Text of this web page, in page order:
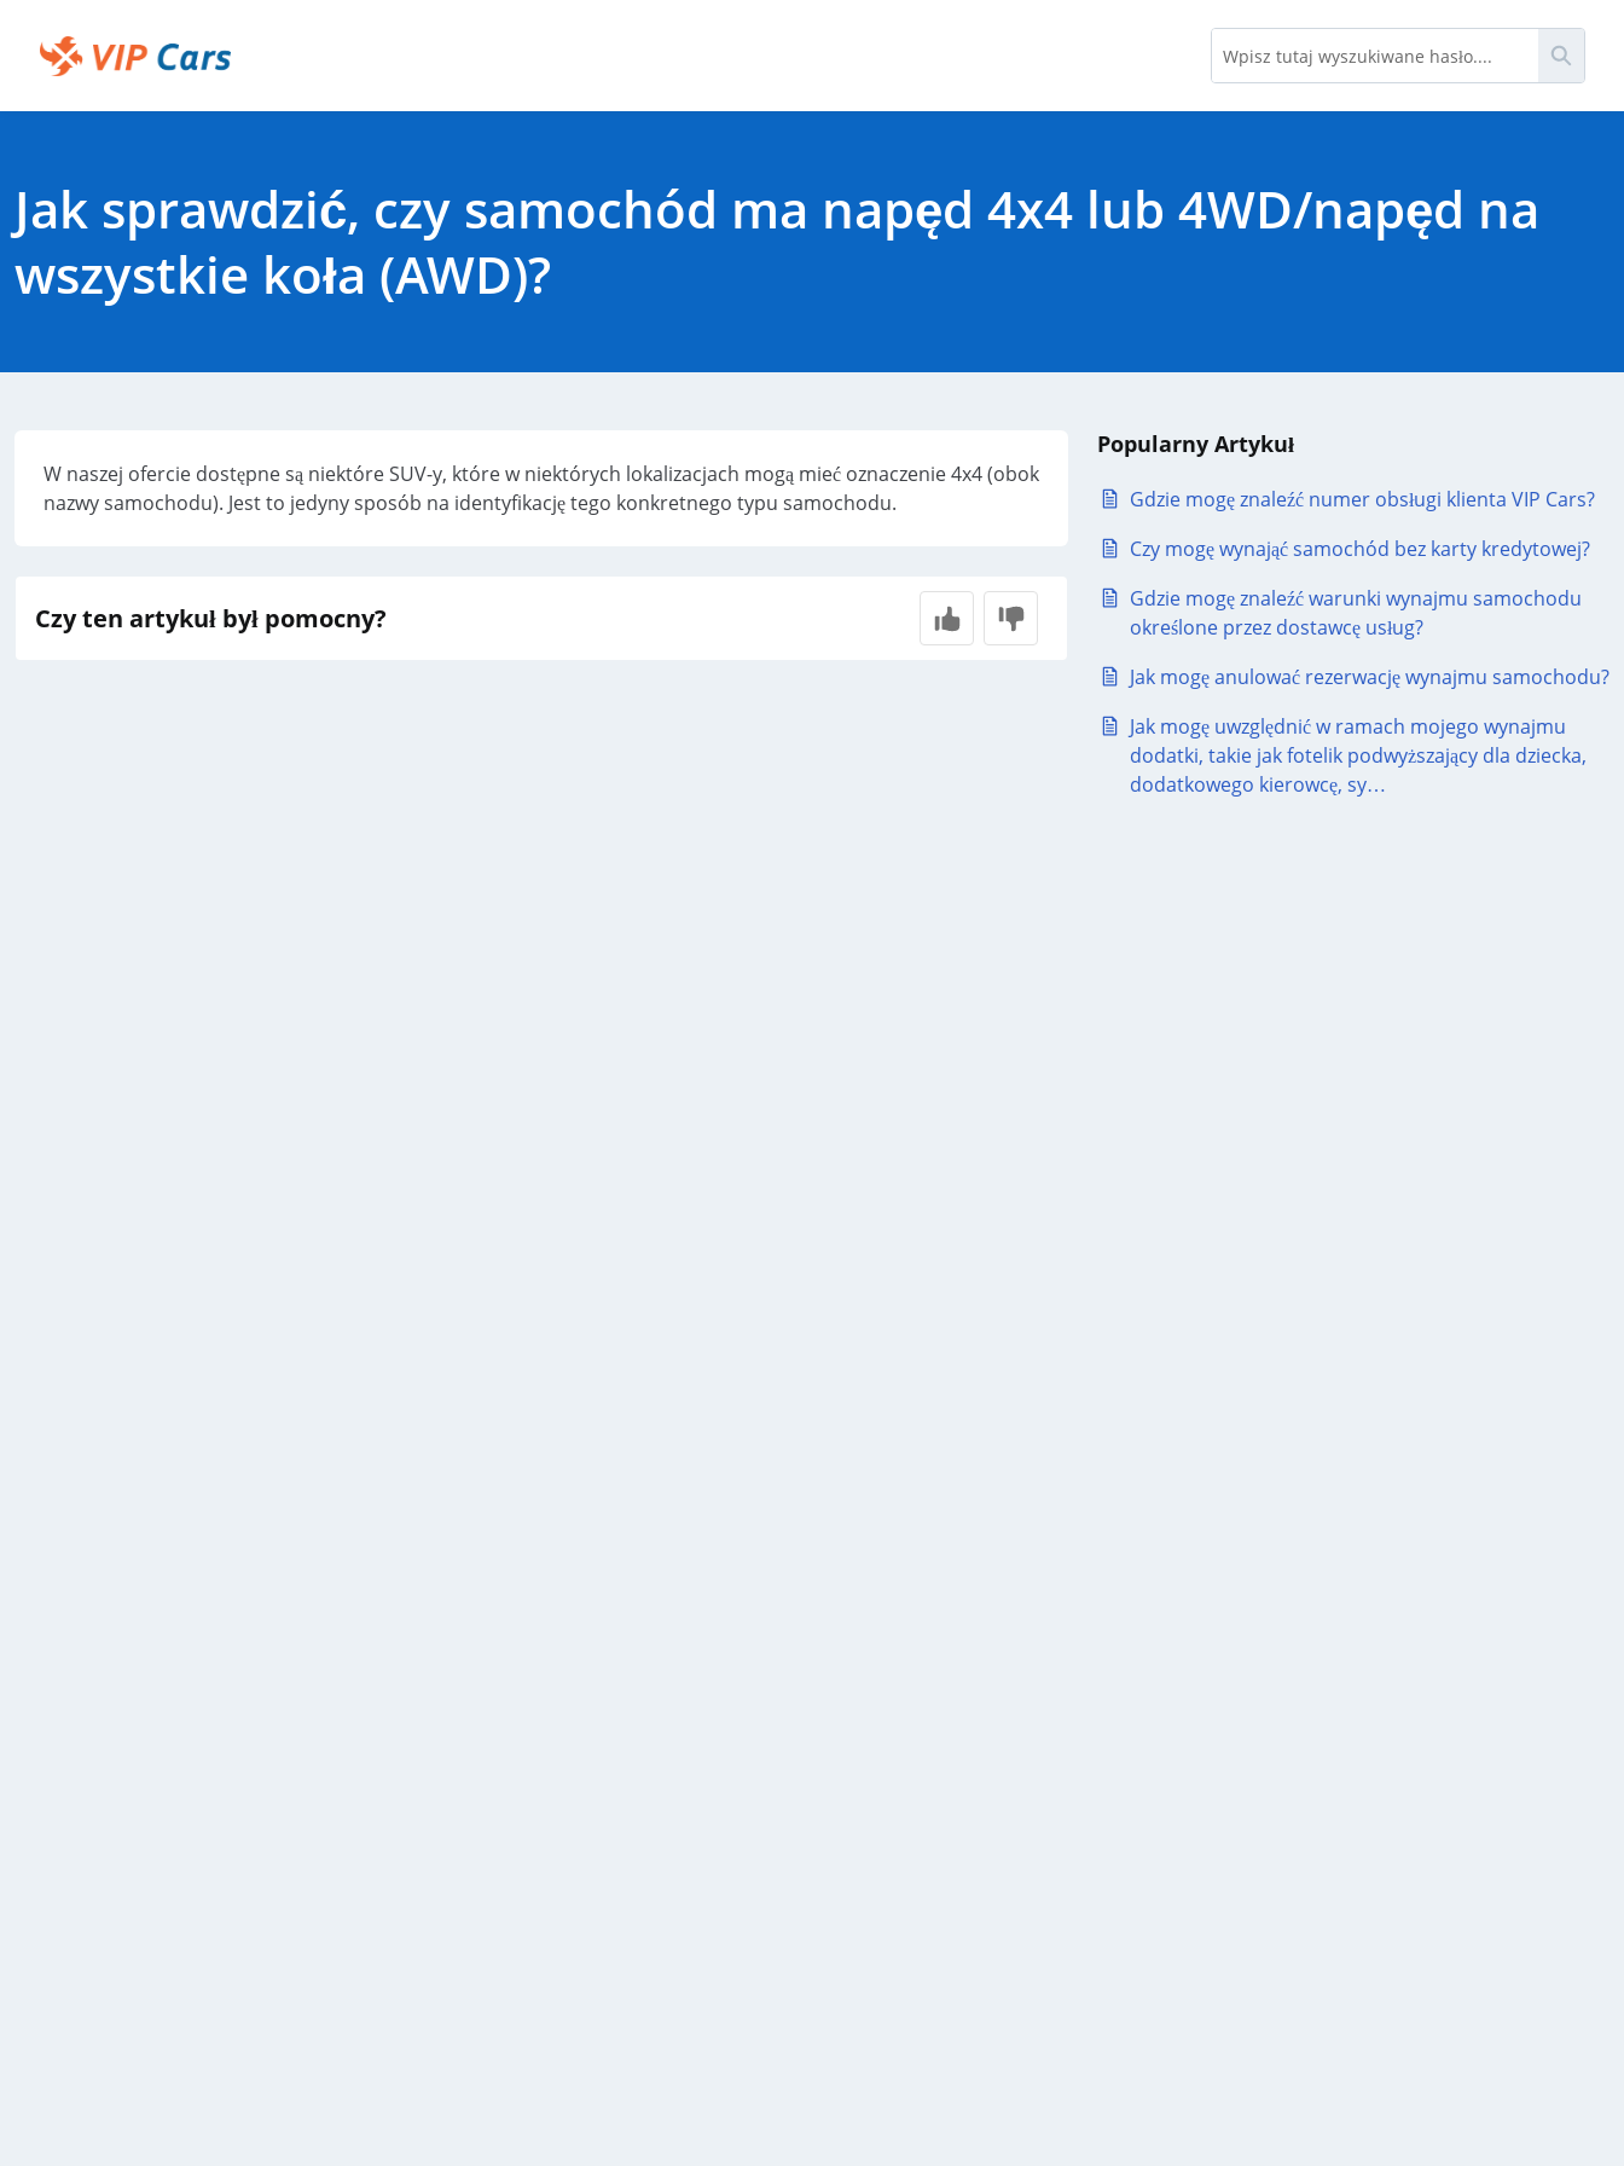
głównej
Jak sprawdzić, czy samochód ma napęd 4x4 lub 4WD/napęd na
wszystkie koła (AWD)?
W naszej ofercie dostępne są niektóre SUV-y, które w niektórych lokalizacjach mogą mieć oznaczenie 4x4 (obok
nazwy samochodu). Jest to jedyny sposób na identyfikację tego konkretnego typu samochodu.
Czy ten artykuł był pomocny?
Popularny Artykuł
Gdzie mogę znaleźć numer obsługi klienta VIP Cars?
Czy mogę wynająć samochód bez karty kredytowej?
Gdzie mogę znaleźć warunki wynajmu samochodu
określone przez dostawcę usług?
Jak mogę anulować rezerwację wynajmu samochodu?
Jak mogę uwzględnić w ramach mojego wynajmu
dodatki, takie jak fotelik podwyższający dla dziecka,
dodatkowego kierowcę, sy…